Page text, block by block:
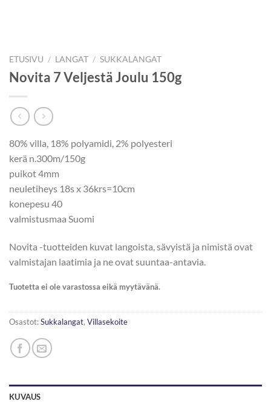
ETUSIVU / LANGAT / SUKKALANGAT
Novita 7 Veljestä Joulu 150g
80% villa, 18% polyamidi, 2% polyesteri
kerä n.300m/150g
puikot 4mm
neuletiheys 18s x 36krs=10cm
konepesu 40
valmistusmaa Suomi
Novita -tuotteiden kuvat langoista, sävyistä ja nimistä ovat
valmistajan laatimia ja ne ovat suuntaa-antavia.
Tuotetta ei ole varastossa eikä myytävänä.
Osastot:Sukkalangat, Villasekoite
KUVAUS